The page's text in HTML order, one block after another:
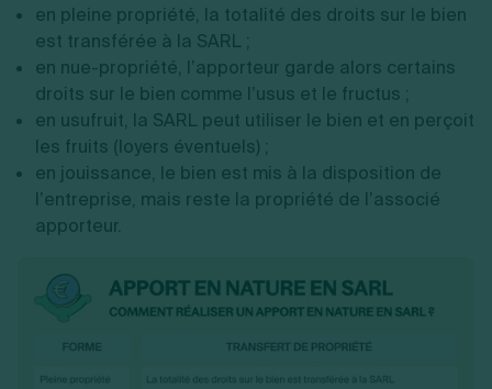
en pleine propriété, la totalité des droits sur le bien
est transférée à la SARL ;
en nue-propriété, l’apporteur garde alors certains
droits sur le bien comme l’usus et le fructus ;
en usufruit, la SARL peut utiliser le bien et en perçoit
les fruits (loyers éventuels) ;
en jouissance, le bien est mis à la disposition de
l’entreprise, mais reste la propriété de l’associé
apporteur.